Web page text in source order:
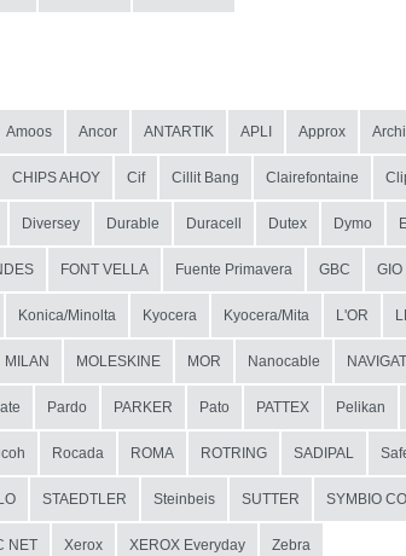
Amoos Ancor ANTARTIK APLI Approx
CHIPS AHOY Cif Cillit Bang Clairefontaine
Diversey Durable Duracell Dutex Dymo
FONT VELLA Fuente Primavera GBC GIO
Konica/Minolta Kyocera Kyocera/Mita L'OR
MILAN MOLESKINE MOR Nanocable
Pardo PARKER Pato PATTEX Pelikan
Rocada ROMA ROTRING SADIPAL
STAEDTLER Steinbeis SUTTER SYMBIO
NET Xerox XEROX Everyday Zebra